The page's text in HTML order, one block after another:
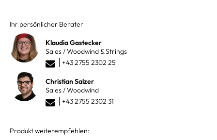
Ihr persönlicher Berater
Klaudia Gastecker
Sales / Woodwind & Strings
+43 2755 2302 25
Christian Salzer
Sales / Woodwind
+43 2755 2302 31
Produkt weiterempfehlen: